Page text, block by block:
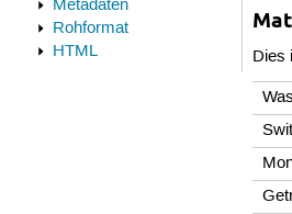
Metadaten
Rohformat
HTML
Dies